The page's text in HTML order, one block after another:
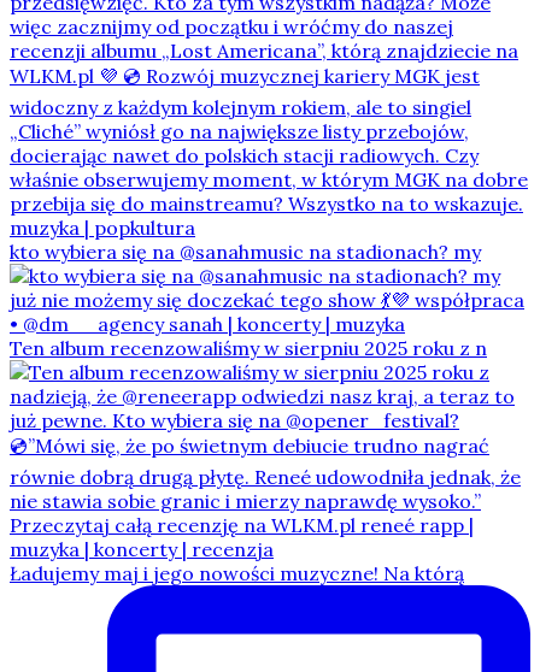
kto wybiera się na @sanahmusic na stadionach? my
Ten album recenzowaliśmy w sierpniu 2025 roku z n
Ładujemy maj i jego nowości muzyczne! Na którą